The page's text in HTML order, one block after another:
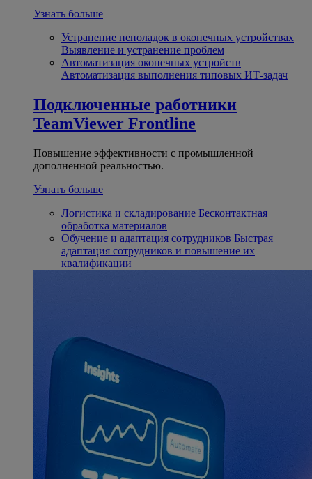
Узнать больше
Устранение неполадок в оконечных устройствах
Выявление и устранение проблем
Автоматизация оконечных устройств
Автоматизация выполнения типовых ИТ-задач
Подключенные работники
TeamViewer Frontline
Повышение эффективности с промышленной
дополненной реальностью.
Узнать больше
Логистика и складирование Бесконтактная
обработка материалов
Обучение и адаптация сотрудников Быстрая
адаптация сотрудников и повышение их
квалификации